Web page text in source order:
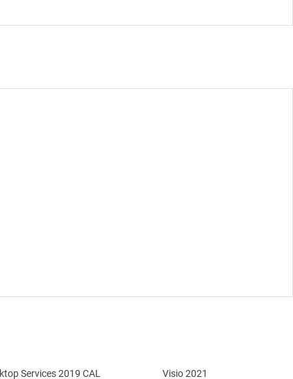
Services 2019 CAL Visio 2021